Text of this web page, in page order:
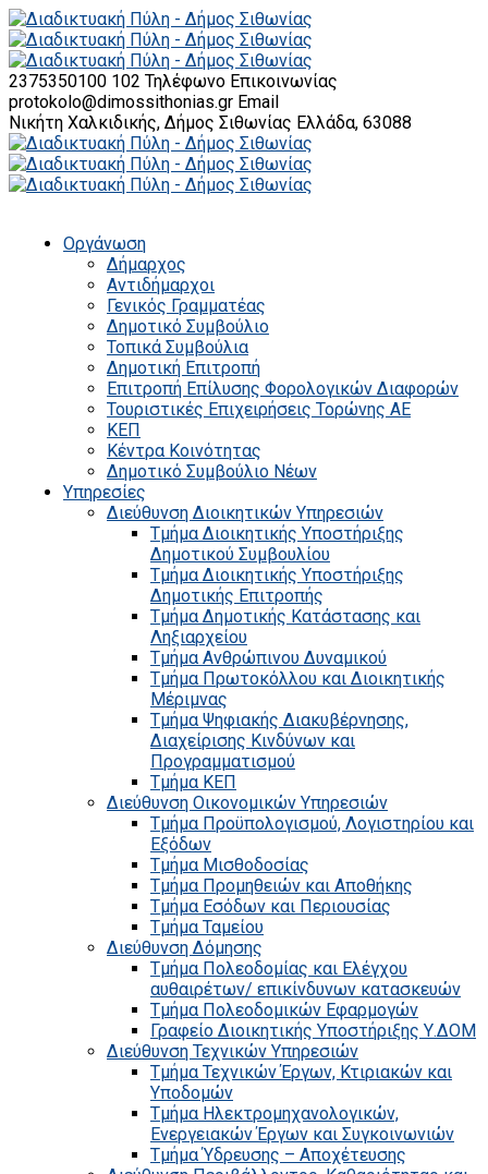
2375350100 102 Τηλέφωνο Επικοινωνίας
protokolo@dimossithonias.gr Email
Νικήτη Χαλκιδικής, Δήμος Σιθωνίας Ελλάδα, 63088
Οργάνωση
Δήμαρχος
Αντιδήμαρχοι
Γενικός Γραμματέας
Δημοτικό Συμβούλιο
Τοπικά Συμβούλια
Δημοτική Επιτροπή
Επιτροπή Επίλυσης Φορολογικών Διαφορών
Τουριστικές Επιχειρήσεις Τορώνης ΑΕ
ΚΕΠ
Κέντρα Κοινότητας
Δημοτικό Συμβούλιο Νέων
Υπηρεσίες
Διεύθυνση Διοικητικών Υπηρεσιών
Τμήμα Διοικητικής Υποστήριξης
Δημοτικού Συμβουλίου
Τμήμα Διοικητικής Υποστήριξης
Δημοτικής Επιτροπής
Τμήμα Δημοτικής Κατάστασης και
Ληξιαρχείου
Τμήμα Ανθρώπινου Δυναμικού
Τμήμα Πρωτοκόλλου και Διοικητικής
Μέριμνας
Τμήμα Ψηφιακής Διακυβέρνησης,
Διαχείρισης Κινδύνων και
Προγραμματισμού
Τμήμα ΚΕΠ
Διεύθυνση Οικονομικών Υπηρεσιών
Τμήμα Προϋπολογισμού, Λογιστηρίου και
Εξόδων
Τμήμα Μισθοδοσίας
Τμήμα Προμηθειών και Αποθήκης
Τμήμα Εσόδων και Περιουσίας
Τμήμα Ταμείου
Διεύθυνση Δόμησης
Τμήμα Πολεοδομίας και Ελέγχου
αυθαιρέτων/ επικίνδυνων κατασκευών
Τμήμα Πολεοδομικών Εφαρμογών
Γραφείο Διοικητικής Υποστήριξης Υ.ΔΟΜ
Διεύθυνση Τεχνικών Υπηρεσιών
Τμήμα Τεχνικών Έργων, Κτιριακών και
Υποδομών
Τμήμα Ηλεκτρομηχανολογικών,
Ενεργειακών Έργων και Συγκοινωνιών
Τμήμα Ύδρευσης – Αποχέτευσης